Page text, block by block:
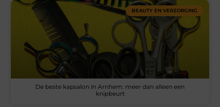
BEAUTY EN VERZORGING
De beste kapsalon in Arnhem: meer dan alleen een
knipbeurt